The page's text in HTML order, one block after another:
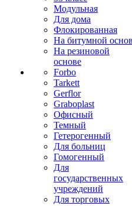
Модульная
Для дома
Флокированная
На битумной
На резиновой
основе
Forbo
Tarkett
Gerflor
Graboplast
Офисный
Темный
Гетерогенный
Для больниц
Гомогенный
Для
государственных
учреждений
Для торговых